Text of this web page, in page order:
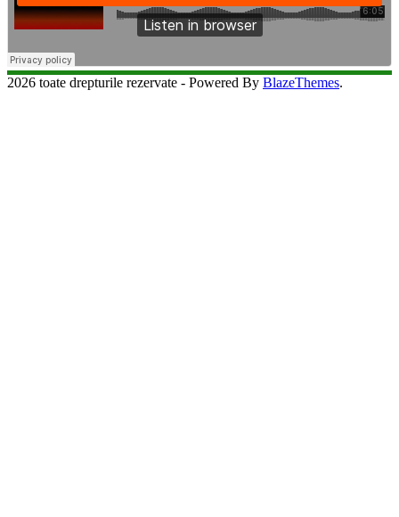
2026 toate drepturile rezervate - Powered By BlazeThemes.